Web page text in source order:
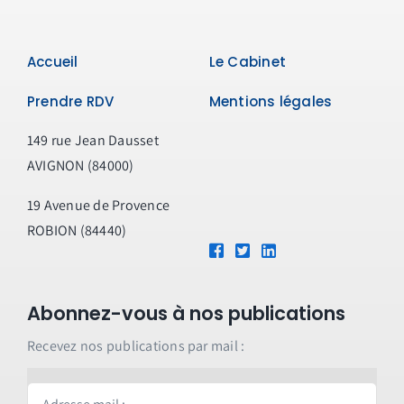
Accueil
Prendre RDV
149 rue Jean Dausset
AVIGNON (84000)
19 Avenue de Provence
ROBION (84440)
Le Cabinet
Mentions légales
Abonnez-vous à nos publications
Recevez nos publications par mail :